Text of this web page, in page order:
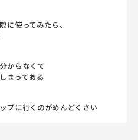
に使ってみたら､
からなくて
まってある
プに行くのがめんどくさい